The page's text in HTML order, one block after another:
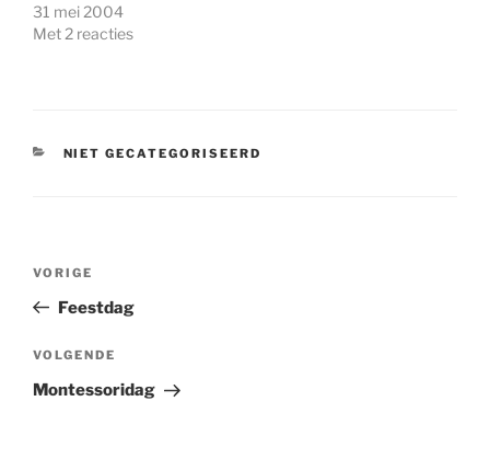
31 mei 2004
Met 2 reacties
CATEGORIEËN
NIET GECATEGORISEERD
Vorig
bericht
VORIGE
Feestdag
Volgend
bericht
VOLGENDE
Montessoridag